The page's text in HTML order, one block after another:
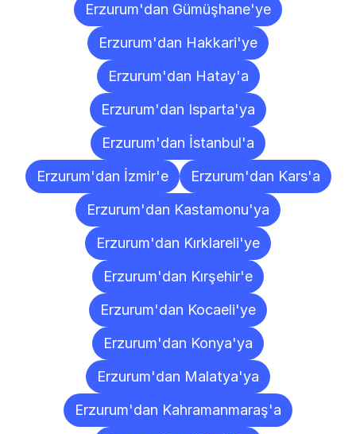
Erzurum'dan Gümüşhane'ye
Erzurum'dan Hakkari'ye
Erzurum'dan Hatay'a
Erzurum'dan Isparta'ya
Erzurum'dan İstanbul'a
Erzurum'dan İzmir'e
Erzurum'dan Kars'a
Erzurum'dan Kastamonu'ya
Erzurum'dan Kırklareli'ye
Erzurum'dan Kırşehir'e
Erzurum'dan Kocaeli'ye
Erzurum'dan Konya'ya
Erzurum'dan Malatya'ya
Erzurum'dan Kahramanmaraş'a